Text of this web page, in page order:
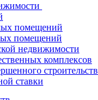
помещений
помещений
недвижимости
комплексов
ставки